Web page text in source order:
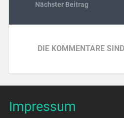
Nächster Beitrag
DIE KOMMENTARE
Impressum